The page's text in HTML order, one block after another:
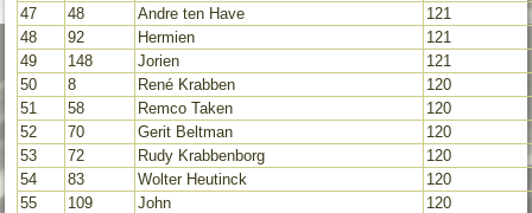
47
48 Andre ten Have
121
48
92 Hermien
121
49
148 Jorien
121
50
8 René Krabben
120
51
58 Remco Taken
120
52
70 Gerit Beltman
120
53
72 Rudy Krabbenborg
120
54
83 Wolter Heutinck
120
55
109 John
120